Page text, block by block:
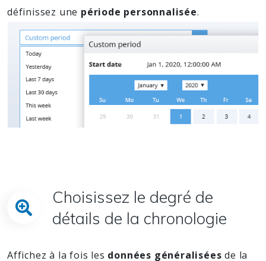
définissez une période personnalisée.
Choisissez le degré de
détails de la chronologie
Affichez à la fois les données généralisées de la